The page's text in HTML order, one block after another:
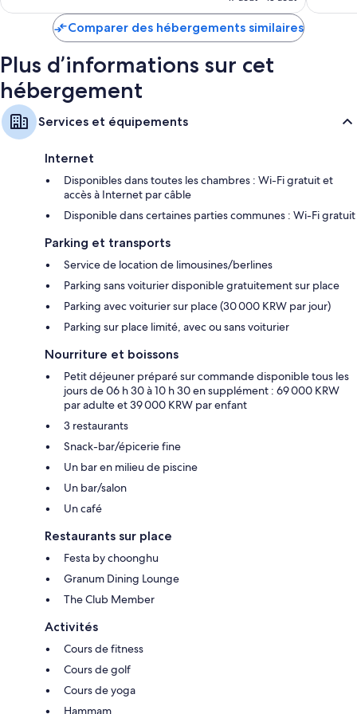
Literie hypoallergénique, couette en duvet d'oie et lits
pliants/supplémentaires (en supplément)
Télévision haute définition 49 pouces avec chaînes par câble et
lecteur de DVD
Garde-robe ou placard, réfrigérateur et lits bébé gratuits
de
Comparer des hébergements similaires
Plus d’informations sur cet
hébergement
Services et équipements
Internet
Disponibles dans toutes les chambres : Wi-Fi gratuit et
accès à Internet par câble
Disponible dans certaines parties communes : Wi-Fi gratuit
Parking et transports
Service de location de limousines/berlines
Parking sans voiturier disponible gratuitement sur place
Parking avec voiturier sur place (30 000 KRW par jour)
Parking sur place limité, avec ou sans voiturier
Nourriture et boissons
Petit déjeuner préparé sur commande disponible tous les
jours de 06 h 30 à 10 h 30 en supplément : 69 000 KRW
par adulte et 39 000 KRW par enfant
3 restaurants
Snack-bar/épicerie fine
Un bar en milieu de piscine
Un bar/salon
Un café
Restaurants sur place
Festa by choonghu
Granum Dining Lounge
The Club Member
Activités
Cours de fitness
Cours de golf
Cours de yoga
Hammam